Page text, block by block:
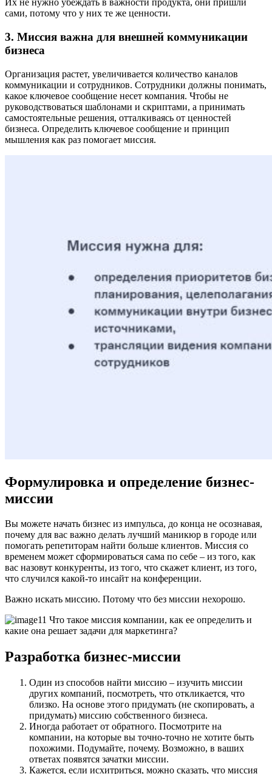
Их не нужно убеждать в важности продукта, они пришли
сами, потому что у них те же ценности.
3. Миссия важна для внешней коммуникации
бизнеса
Организация растет, увеличивается количество каналов
коммуникации и сотрудников. Сотрудники должны понимать,
какое ключевое сообщение несет компания. Чтобы не
руководствоваться шаблонами и скриптами, а принимать
самостоятельные решения, отталкиваясь от ценностей
бизнеса. Определить ключевое сообщение и принцип
мышления как раз помогает миссия.
Формулировка и определение бизнес-
миссии
Вы можете начать бизнес из импульса, до конца не осознавая,
почему для вас важно делать лучший маникюр в городе или
помогать репетиторам найти больше клиентов. Миссия со
временем может сформироваться сама по себе – из того, как
вас назовут конкуренты, из того, что скажет клиент, из того,
что случился какой-то инсайт на конференции.
Важно искать миссию. Потому что без миссии нехорошо.
Разработка бизнес-миссии
Один из способов найти миссию – изучить миссии
других компаний, посмотреть, что откликается, что
близко. На основе этого придумать (не скопировать, а
придумать) миссию собственного бизнеса.
Иногда работает от обратного. Посмотрите на
компании, на которые вы точно-точно не хотите быть
похожими. Подумайте, почему. Возможно, в ваших
ответах появятся зачатки миссии.
Кажется, если исхитриться, можно сказать, что миссия